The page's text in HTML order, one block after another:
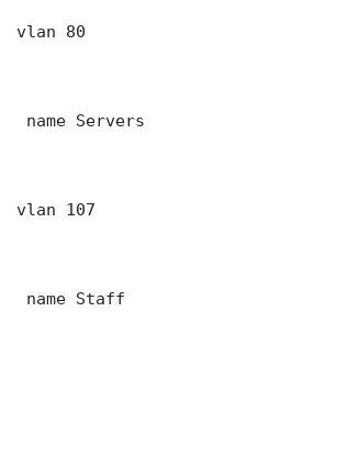
vlan 80
name Servers
vlan 107
name Staff